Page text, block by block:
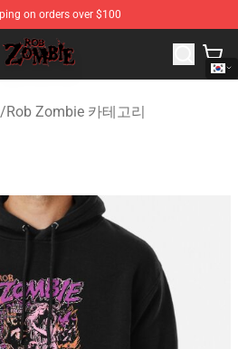
on orders over $100
Official Rob Zombie Merchandise
/Rob Zombie 카테고리